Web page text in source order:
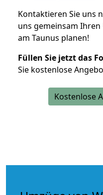
Kontaktieren Sie uns
uns gemeinsam Ihren
am Taunus planen!
Füllen Sie jetzt das
Sie kostenlose
Kostenlose